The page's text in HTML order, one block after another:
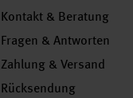
Kontakt & Beratung
Fragen & Antworten
Zahlung & Versand
Rücksendung